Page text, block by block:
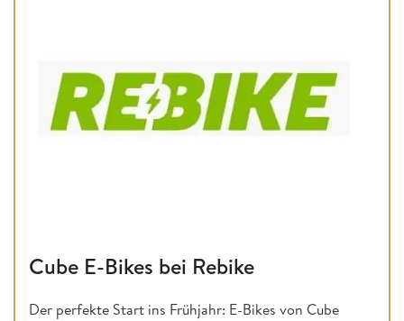
Cube E-Bikes bei Rebike
Der perfekte Start ins Frühjahr: E-Bikes von Cube